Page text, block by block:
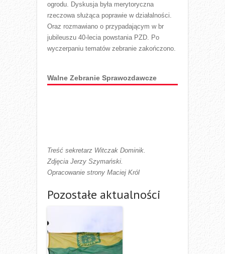
ogrodu. Dyskusja była merytoryczna
rzeczowa służąca poprawie w działalności.
Oraz rozmawiano o przypadającym w br
jubileuszu 40-lecia powstania PZD. Po
wyczerpaniu tematów zebranie zakończono.
Walne Zebranie Sprawozdawcze
Treść sekretarz Witczak Dominik.
Zdjęcia Jerzy Szymański.
Opracowanie strony Maciej Król
Pozostałe aktualności